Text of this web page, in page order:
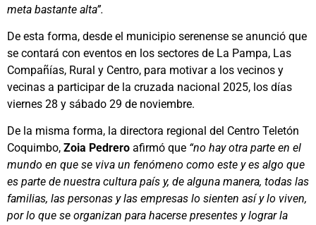
meta bastante alta”.
De esta forma, desde el municipio serenense se anunció que
se contará con eventos en los sectores de La Pampa, Las
Compañías, Rural y Centro, para motivar a los vecinos y
vecinas a participar de la cruzada nacional 2025, los días
viernes 28 y sábado 29 de noviembre.
De la misma forma, la directora regional del Centro Teletón
Coquimbo, Zoia Pedrero afirmó que “no hay otra parte en el
mundo en que se viva un fenómeno como este y es algo que
es parte de nuestra cultura país y, de alguna manera, todas las
familias, las personas y las empresas lo sienten así y lo viven,
por lo que se organizan para hacerse presentes y lograr la